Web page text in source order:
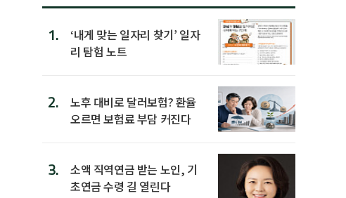
1.
‘내게 맞는 일자리 찾기’ 일자
리 탐험 노트
2.
노후 대비로 달러보험? 환율
오르면 보험료 부담 커진다
3.
소액 직역연금 받는 노인, 기
초연금 수령 길 열린다